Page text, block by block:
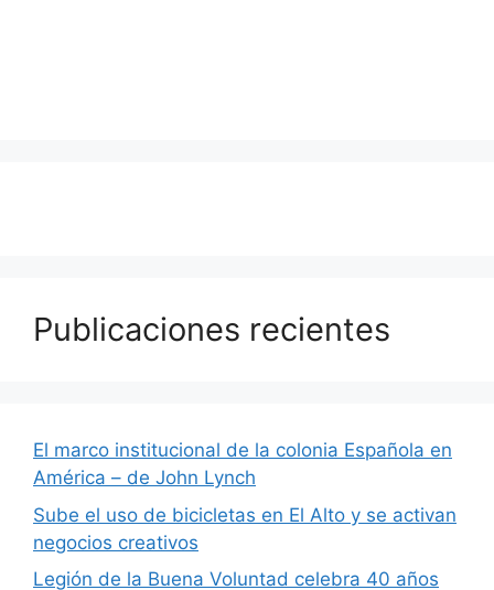
Publicaciones recientes
El marco institucional de la colonia Española en
América – de John Lynch
Sube el uso de bicicletas en El Alto y se activan
negocios creativos
Legión de la Buena Voluntad celebra 40 años